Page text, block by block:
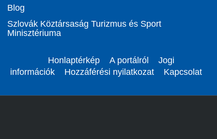
Blog
Szlovák Köztársaság Turizmus és Sport
Minisztériuma
Honlaptérkép A portálról
Jogi
információk
Hozzáférési nyilatkozat Kapcsolat